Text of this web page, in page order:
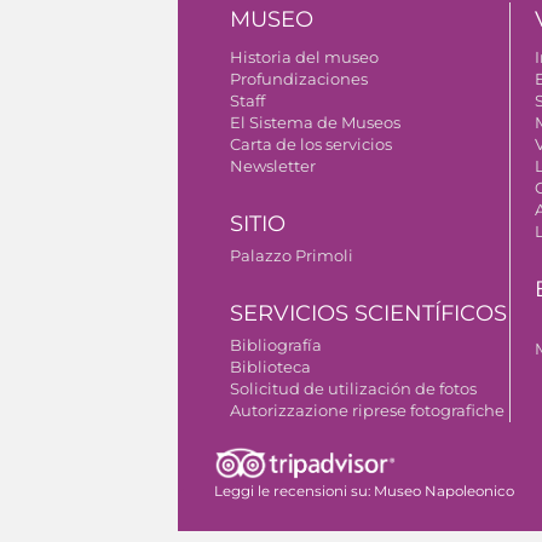
MUSEO
Historia del museo
Profundizaciones
Staff
El Sistema de Museos
Carta de los servicios
Newsletter
SITIO
Palazzo Primoli
SERVICIOS SCIENTÍFICOS
Bibliografía
Biblioteca
Solicitud de utilización de fotos
Autorizzazione riprese fotografiche
Leggi le recensioni su: Museo Napoleonico